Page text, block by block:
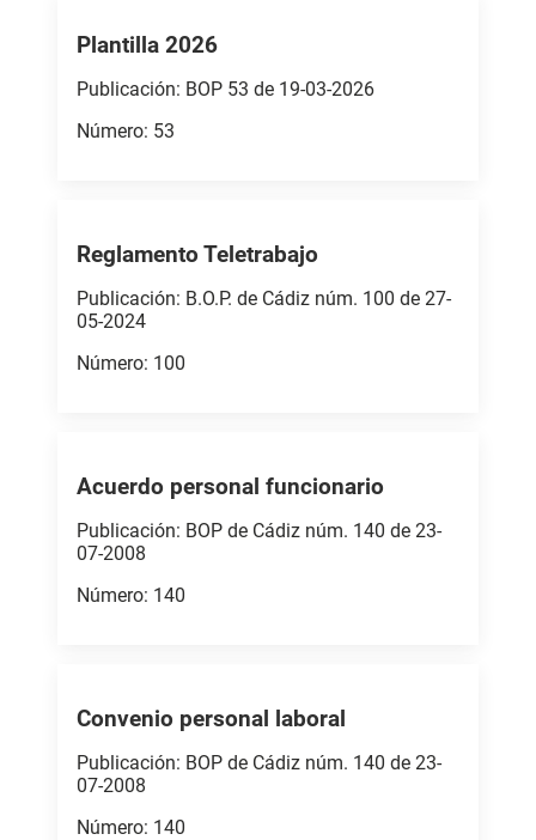
Plantilla 2026
Publicación: BOP 53 de 19-03-2026
Número: 53
Reglamento Teletrabajo
Publicación: B.O.P. de Cádiz núm. 100 de 27-
05-2024
Número: 100
Acuerdo personal funcionario
Publicación: BOP de Cádiz núm. 140 de 23-
07-2008
Número: 140
Convenio personal laboral
Publicación: BOP de Cádiz núm. 140 de 23-
07-2008
Número: 140